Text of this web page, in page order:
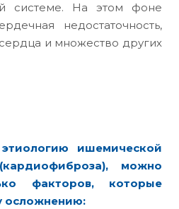
системе. На этом фоне
недостаточность,
и множество других
ишемической
можно
факторов, которые
осложнению: